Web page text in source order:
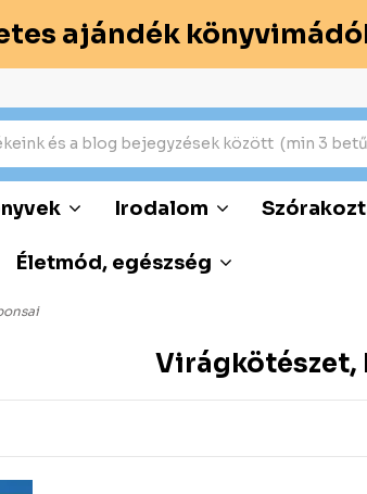
ajándék
Irodalom
Életmód, egészség
Virágkötészet,